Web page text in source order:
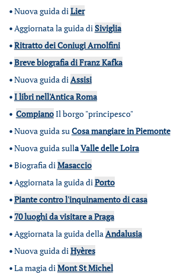
•Nuova guida diLier
•Aggiornata la guida diSiviglia
•Ritratto dei Coniugi Arnolfini
•Breve biografia di Franz Kafka
•Nuova guida diAssisi
•I libri nell'Antica Roma
• CompianoIl borgo "principesco"
•Nuova guida suCosa mangiare in Piemonte
•Nuova guida sullaValle delle Loira
•Biografia diMasaccio
•Aggiornata la guida diPorto
•Piante contro l'inquinamento di casa
• 70 luoghi da visitare a Praga
•Aggiornata la guida dellaAndalusia
•Nuova guida diHyères
•La magia diMont St Michel